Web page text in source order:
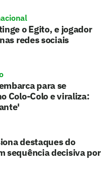
o Egito, e jogador
redes sociais
para se
Colo-Colo e viraliza:
destaques do
sequência decisiva por